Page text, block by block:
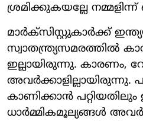
ശ്രമിക്കുകയല്ലേ
മാര്‍ക്‌സിസ്റ്റുകാര്‍ക്ക്
സ്വാതന്ത്ര്യസമരത്തില്‍
ഇല്ലായിരുന്നു. കാരണം,
അവര്‍ക്കാളില്ലായിരുന്നു.
കാണിക്കാന്‍
ധാര്‍മ്മികമൂല്യങ്ങള്‍ അവര്‍